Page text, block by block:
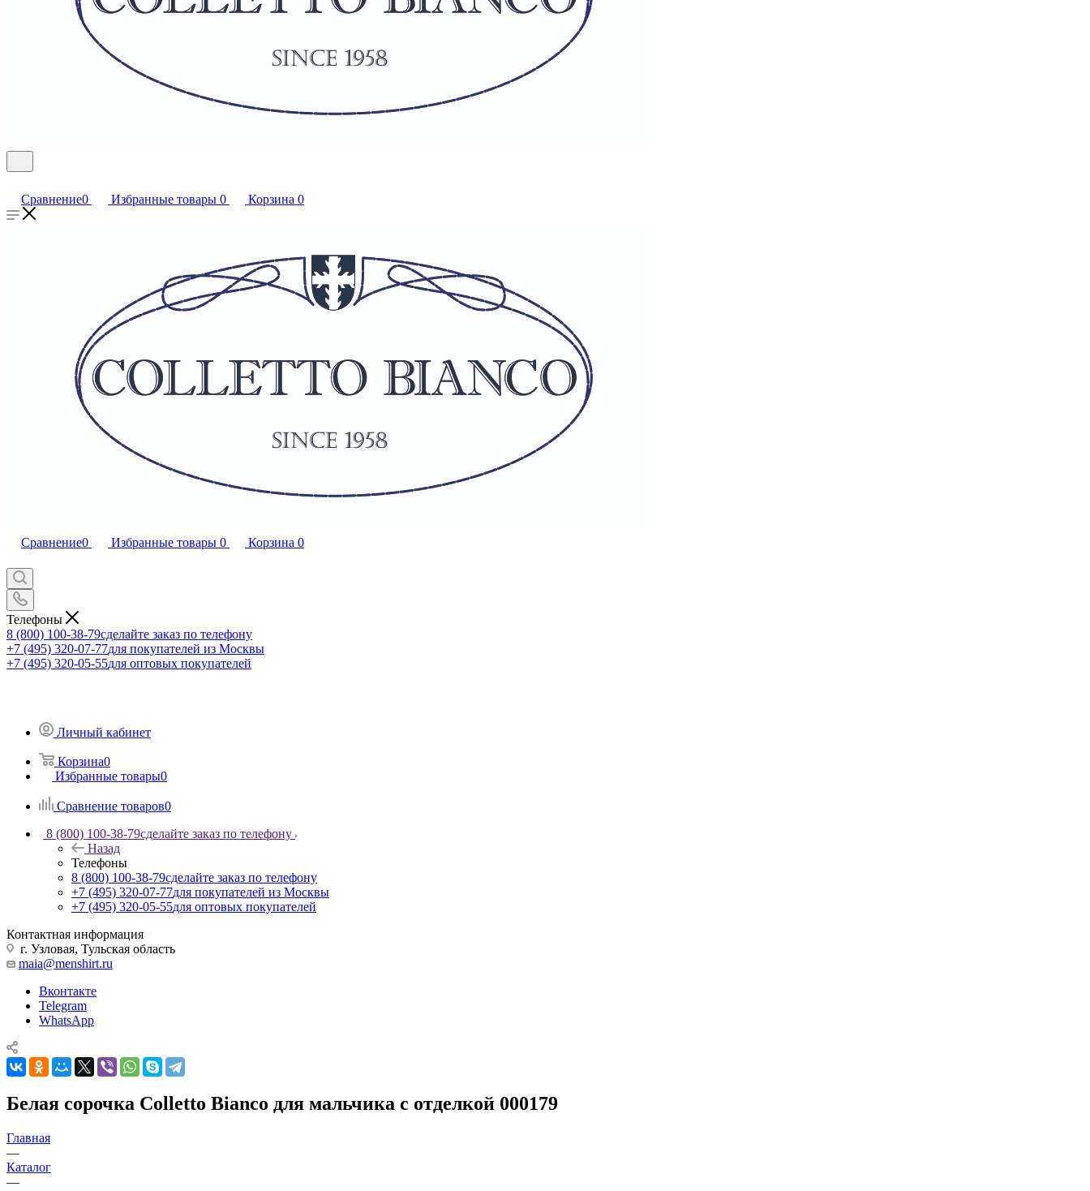
Сравнение0 Избранные товары 0 Корзина 0
Сравнение0 Избранные товары 0 Корзина 0
Телефоны
8 (800) 100-38-79сделайте заказ по телефону
+7 (495) 320-07-77для покупателей из Москвы
+7 (495) 320-05-55для оптовых покупателей
Личный кабинет
Корзина0
Избранные товары0
Сравнение товаров0
8 (800) 100-38-79сделайте заказ по телефону
Назад
Телефоны
8 (800) 100-38-79сделайте заказ по телефону
+7 (495) 320-07-77для покупателей из Москвы
+7 (495) 320-05-55для оптовых покупателей
Контактная информация
г. Узловая, Тульская область
maia@menshirt.ru
Вконтакте
Telegram
WhatsApp
Белая сорочка Colletto Bianco для мальчика с отделкой 000179
Главная
—
Каталог
—